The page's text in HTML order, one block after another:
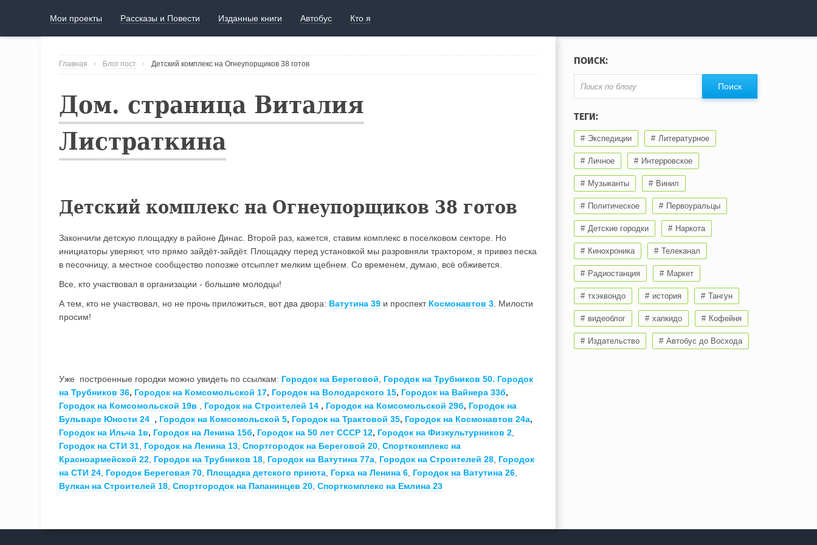
Мои проекты Рассказы и Повести Изданные книги Автобус Кто я
Главная Блог пост Детский комплекс на Огнеупорщиков 38 готов
Дом. страница Виталия
Листраткина
Детский комплекс на Огнеупорщиков 38 готов
Закончили детскую площадку в районе Динас. Второй раз, кажется, ставим комплекс в поселковом секторе. Но
инициаторы уверяют, что прямо зайдёт-зайдёт. Площадку перед установкой мы разровняли трактором, я привез песка
в песочницу, а местное сообщество попозже отсыплет мелким щебнем. Со временем, думаю, всё обживется.
Все, кто участвовал в организации - большие молодцы!
А тем, кто не участвовал, но не прочь приложиться, вот два двора: Ватутина 39 и проспект Космонавтов 3 . Милости
просим!
Уже построенные городки можно увидеть по ссылкам: Городок на Береговой Городок на Трубников 50. Городок
на Трубников 36, Городок на Комсомольской 17, Городок на Володарского 15, Городок на Вайнера 33б,
Городок на Комсомольской 19в
Городок на Строителей 14 , Городок на Комсомольской 29б, Городок на
Бульваре Юности 24 , Городок на Комсомольской 5, Городок на Трактовой 35, Городок на Космонавтов 24а,
Городок на Ильча 1в, Городок на Ленина 15б, Городок на 50 лет СССР 12, Городок на Физкультурников 2
Городок на СТИ 31 Городок на Ленина 13 ,Спортгородок на Береговой 20 ,Спорткомплекс на
Красноармейской 22 Городок на Трубников 18 Городок на Ватутина 77а Городок на Строителей 28 Городок
на СТИ 24 Городок Береговая 70 Площадка детского приюта Горка на Ленина 6 Городок на Ватутина 26
Вулкан на Строителей 18 ,Спортгородок на Папанинцев 20 ,Спорткомплекс на Емлина 23
ПОИСК:
ТЕГИ:
Экспедиции Литературное
Личное Интерровское
Музыканты Винил
Политическое Первоуральцы
Детские городки Наркота
Кинохроника Телеканал
Радиостанция Маркет
тхэквондо история Тангун
видеоблог хапкидо Кофейня
Издательство Автобус до Восхода